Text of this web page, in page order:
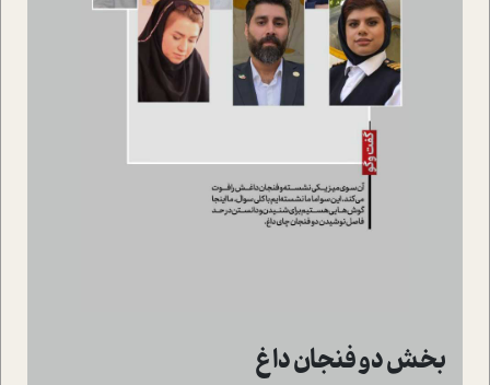
بخش دو فنجان داغ